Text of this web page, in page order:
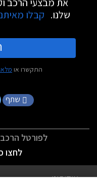
שלנו. קבלו
התקשרו או
שתף
לפורטל
לחצו
אודותינו